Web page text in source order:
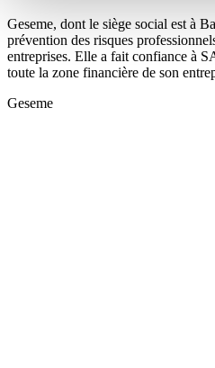
Geseme, dont le siège social est à
prévention des risques
entreprises. Elle a fait confiance à
toute la zone financière de son
Geseme